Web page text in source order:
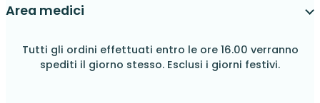
Area medici
Tutti gli ordini effettuati entro le ore 16.00 verranno
spediti il giorno stesso. Esclusi i giorni festivi.